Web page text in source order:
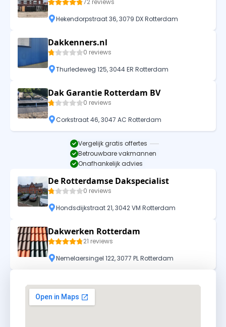
72 reviews
Hekendorpstraat 36, 3079 DX Rotterdam
Dakkenners.nl
0 reviews
Thurledeweg 125, 3044 ER Rotterdam
Dak Garantie Rotterdam BV
0 reviews
Corkstraat 46, 3047 AC Rotterdam
Vergelijk gratis offertes
Betrouwbare vakmannen
Onafhankelijk advies
De Rotterdamse Dakspecialist
0 reviews
Hondsdijkstraat 21, 3042 VM Rotterdam
Dakwerken Rotterdam
21 reviews
Nemelaersingel 122, 3077 PL Rotterdam